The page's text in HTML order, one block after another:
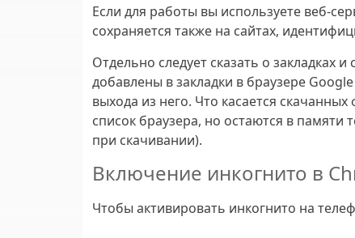
Если для работы вы используете веб-
сохраняется также на сайтах,
Отдельно следует сказать о закладках
добавлены в закладки в браузере
выхода из него. Что касается
список браузера, но остаются в памяти
при скачивании).
Включение инкогнито в
Чтобы активировать инкогнито на